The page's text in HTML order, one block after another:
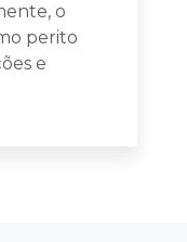
o
perito
e